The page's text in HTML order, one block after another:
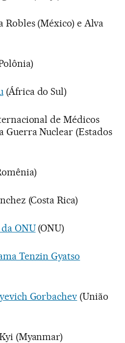
Robles (México) e Alva
(África do Sul)
de Médicos
Guerra Nuclear (Estados
(Costa Rica)
ONU(ONU)
Tenzin Gyatso
Gorbachev (União
(Myanmar)